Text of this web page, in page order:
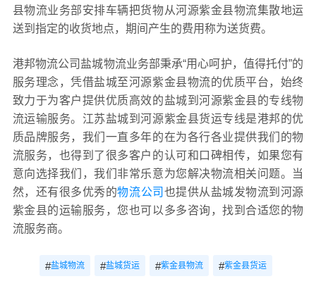
县物流业务部安排车辆把货物从河源紫金县物流集散地运
送到指定的收货地点，期间产生的费用称为送货费。
港邦物流公司盐城物流业务部秉承“用心呵护，值得托付”的
服务理念，凭借盐城至河源紫金县物流的优质平台，始终
致力于为客户提供优质高效的盐城到河源紫金县的专线物
流运输服务。江苏盐城到河源紫金县货运专线是港邦的优
质品牌服务，我们一直多年的在为各行各业提供我们的物
流服务，也得到了很多客户的认可和口碑相传，如果您有
意向选择我们，我们非常乐意为您解决物流相关问题。当
然，还有很多优秀的物流公司 也提供从盐城发物流到河源
紫金县的运输服务，您也可以多多咨询，找到合适您的物
流服务商。
#盐城物流 #盐城货运 #紫金县物流 #紫金县货运